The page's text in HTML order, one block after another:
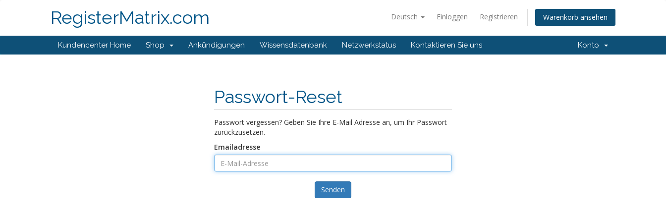
Deutsch Einloggen Registrieren Warenkorb ansehen
RegisterMatrix.com
Kundencenter Home Shop Ankündigungen Wissensdatenbank Netzwerkstatus Kontaktieren Sie uns Konto
Passwort-Reset
Passwort vergessen? Geben Sie Ihre E-Mail Adresse an, um Ihr Passwort
zurückzusetzen.
Emailadresse
Senden